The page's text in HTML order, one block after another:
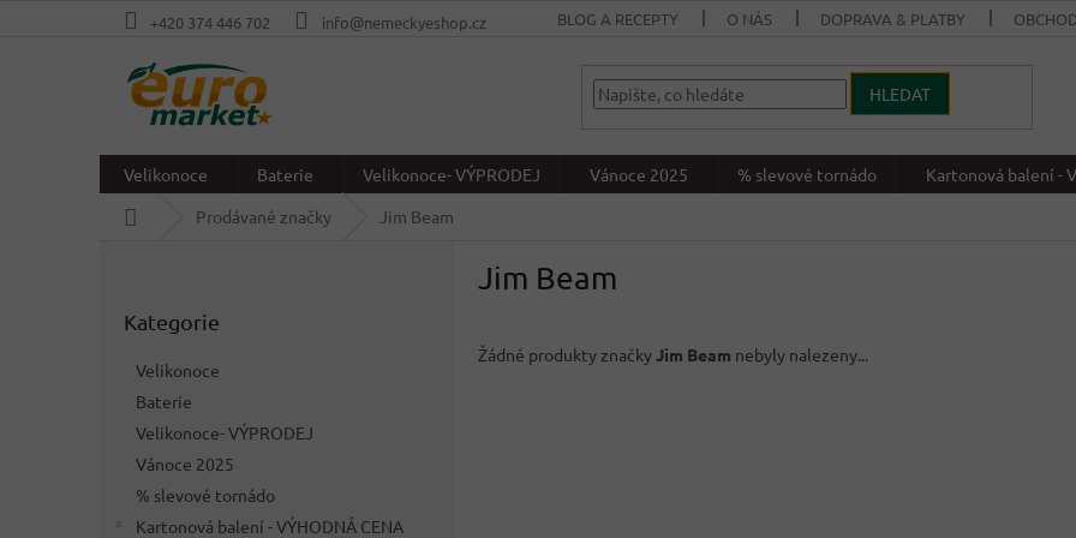
+420 374 446 702 info@nemeckyeshop.cz BLOG A RECEPTY O NÁS DOPRAVA & PLATBY
HLEDAT
Velikonoce Baterie Velikonoce- VÝPRODEJ Vánoce 2025 % slevové tornádo Kartonová balení -
Prodávané značky Jim Beam
kategorie
Kategorie
Velikonoce
Baterie
Velikonoce- VÝPRODEJ
Vánoce 2025
% slevové tornádo
Kartonová balení - VÝHODNÁ CENA
Jim Beam
Žádné produkty značkyJim Beam nebyly nalezeny...